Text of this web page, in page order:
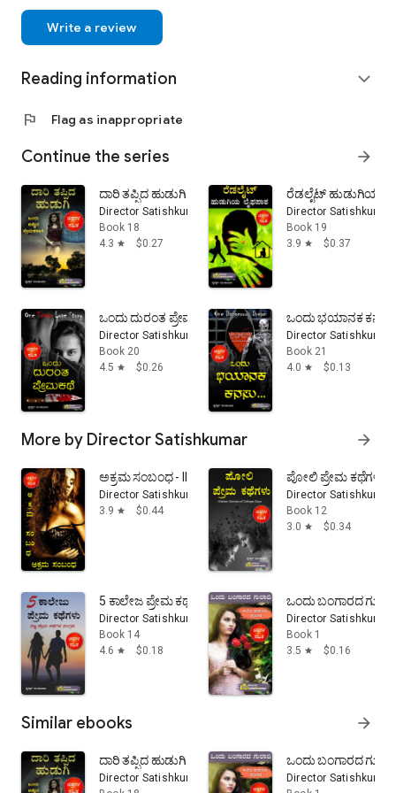
India. For more updates follow him on all social media sites.
Thanks You...
Write a review
Reading information expand_more
flag Flag as inappropriate
Continue the series arrow_forward
ದಾರಿ ತಪ್ಪಿದ ಹುಡುಗಿ : ಒಂದು ಕಣ್ಣೀರ ಪ್ರೇಮಕಹಾನಿ - Kannada
Director Satishkumar
Book 18
4.3 star $0.27
ರೆಡಲೈಟ್ ಹುಡುಗಿಯ
Director Satishkumar
Book 19
3.9 star $0.37
ಒಂದು ದುರಂತ ಪ್ರೇಮಕಥೆ - Kannada Tragic Love Story:
Director Satishkumar
Book 20
4.5 star $0.26
ಒಂದು ಭಯಾನಕ ಕನಸು...
Director Satishkumar
Book 21
4.0 star $0.13
More by Director Satishkumar arrow_forward
ಅಕ್ರಮ ಸಂಬಂಧ - Illegal Affair - Kannada Romantic Love
Director Satishkumar
3.9 star $0.44
ಪೋಲಿ ಪ್ರೇಮ ಕಥೆಗಳು -
Director Satishkumar
Book 12
3.0 star $0.34
5 ಕಾಲೇಜ ಪ್ರೇಮ ಕಥೆಗಳು - ಸಣ್ಣ ಪ್ರೇಮ ಕಥೆಗಳ ಸಂಗ್ರಹ: College
Director Satishkumar
Book 14
4.6 star $0.18
ಒಂದು ಬಂಗಾರದ
Director Satishkumar
Book 1
3.5 star $0.16
Similar ebooks arrow_forward
ದಾರಿ ತಪ್ಪಿದ ಹುಡುಗಿ : ಒಂದು ಕಣ್ಣೀರ ಪ್ರೇಮಕಹಾನಿ - Kannada
Director Satishkumar
ಒಂದು ಬಂಗಾರದ
Director Satishkumar